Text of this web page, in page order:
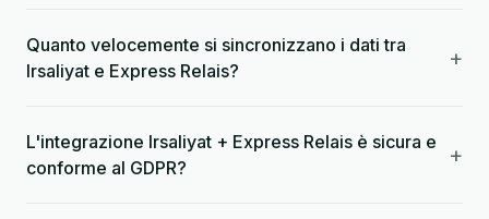
Quanto velocemente si sincronizzano i dati tra
Irsaliyat e Express Relais?
+
L'integrazione Irsaliyat + Express Relais è sicura e
conforme al GDPR?
+